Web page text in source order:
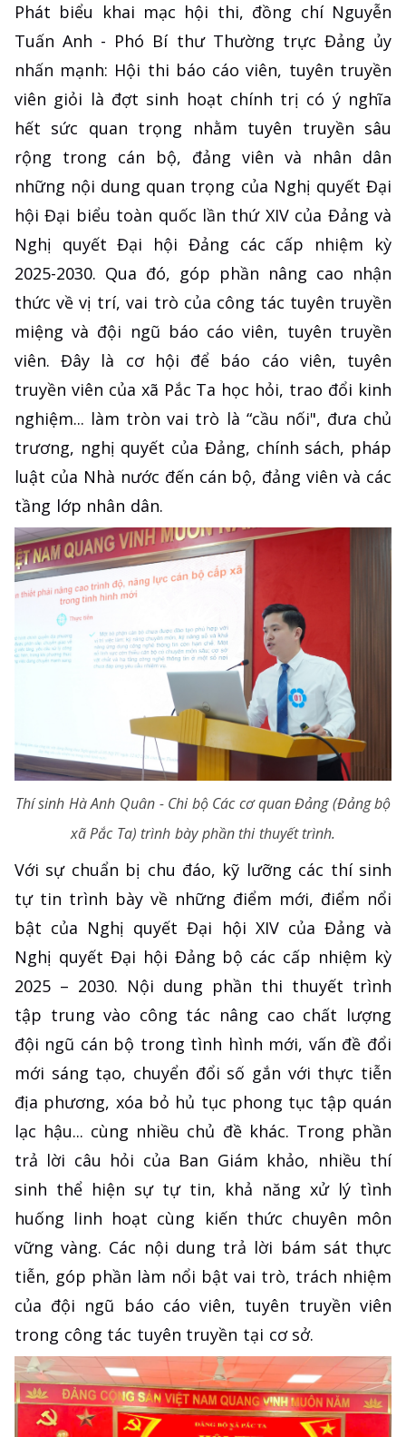
Phát biểu khai mạc hội thi, đồng chí Nguyễn
Tuấn Anh - Phó Bí thư Thường trực Đảng ủy
nhấn mạnh: Hội thi báo cáo viên, tuyên truyền
viên giỏi là đợt sinh hoạt chính trị có ý nghĩa
hết sức quan trọng nhằm tuyên truyền sâu
rộng trong cán bộ, đảng viên và nhân dân
những nội dung quan trọng của Nghị quyết Đại
hội Đại biểu toàn quốc lần thứ XIV của Đảng và
Nghị quyết Đại hội Đảng các cấp nhiệm kỳ
2025-2030. Qua đó, góp phần nâng cao nhận
thức về vị trí, vai trò của công tác tuyên truyền
miệng và đội ngũ báo cáo viên, tuyên truyền
viên. Đây là cơ hội để báo cáo viên, tuyên
truyền viên của xã Pắc Ta học hỏi, trao đổi kinh
nghiệm... làm tròn vai trò là “cầu nối", đưa chủ
trương, nghị quyết của Đảng, chính sách, pháp
luật của Nhà nước đến cán bộ, đảng viên và các
tầng lớp nhân dân.
Thí sinh Hà Anh Quân - Chi bộ Các cơ quan Đảng (Đảng bộ
xã Pắc Ta) trình bày phần thi thuyết trình.
Với sự chuẩn bị chu đáo, kỹ lưỡng các thí sinh
tự tin trình bày về những điểm mới, điểm nổi
bật của Nghị quyết Đại hội XIV của Đảng và
Nghị quyết Đại hội Đảng bộ các cấp nhiệm kỳ
2025 – 2030. Nội dung phần thi thuyết trình
tập trung vào công tác nâng cao chất lượng
đội ngũ cán bộ trong tình hình mới, vấn đề đổi
mới sáng tạo, chuyển đổi số gắn với thực tiễn
địa phương, xóa bỏ hủ tục phong tục tập quán
lạc hậu... cùng nhiều chủ đề khác. Trong phần
trả lời câu hỏi của Ban Giám khảo, nhiều thí
sinh thể hiện sự tự tin, khả năng xử lý tình
huống linh hoạt cùng kiến thức chuyên môn
vững vàng. Các nội dung trả lời bám sát thực
tiễn, góp phần làm nổi bật vai trò, trách nhiệm
của đội ngũ báo cáo viên, tuyên truyền viên
trong công tác tuyên truyền tại cơ sở.